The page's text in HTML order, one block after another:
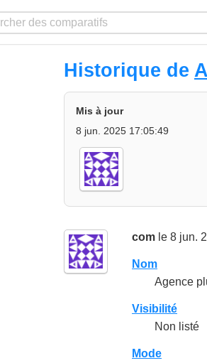
Historique de
Mis à jour
8 jun. 2025 17:05:49
com le 8 jun.
Nom
Agence
Visibilité
Non listé
Mode